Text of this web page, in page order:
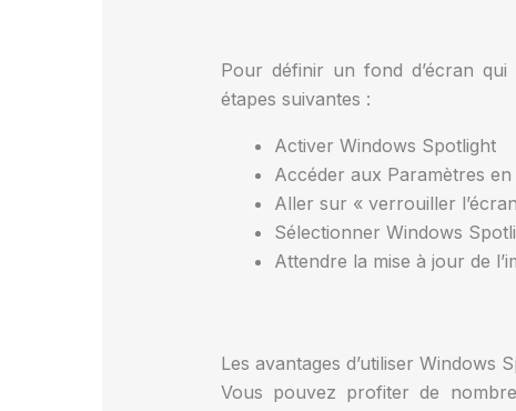
Pour définir un fond d’écran qui
étapes suivantes :
Activer Windows Spotlight
Accéder aux Paramètres
Aller sur « verrouiller
Sélectionner Windows
Attendre la mise à jour de
Les avantages d’utiliser Windows
Vous pouvez profiter de